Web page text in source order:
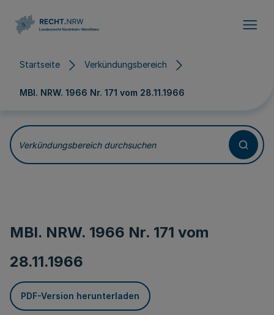
Startseite Verkündungsbereich
MBl. NRW. 1966 Nr. 171 vom 28.11.1966
Verkündungsbereich durchsuchen
MBl. NRW. 1966 Nr. 171 vom
28.11.1966
PDF-Version herunterladen